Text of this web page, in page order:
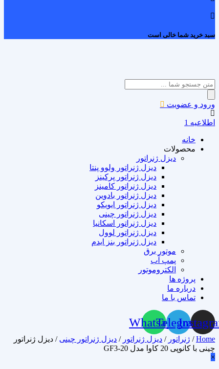
سبد خرید شما خالی است
Products
search
ورود و عضویت
اطلاعیه 1
خانه
محصولات
دیزل ژنراتور
دیزل ژنراتور ولوو پنتا
دیزل ژنراتور پرکینز
دیزل ژنراتور کامینز
دیزل ژنراتور بادوین
دیزل ژنراتور ایویکو
دیزل ژنراتور چینی
دیزل ژنراتور اسکانیا
دیزل ژنراتور لوول
دیزل ژنراتور بنز ایدم
موتور برق
پمپ آب
الکتروموتور
پروژه ها
درباره ما
تماس با ما
Telegram
Whatsapp
Home
/ ژنراتور / دیزل ژنراتور / دیزل ژنراتور چینی / دیزل ژنراتور
چینی با کانوپی 20 کاوا مدل GF3-20
×